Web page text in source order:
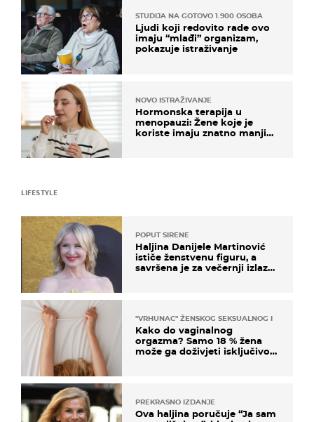
STUDIJA NA GOTOVO 1.900 OSOBA
Ljudi koji redovito rade ovo
imaju “mlađi” organizam,
pokazuje istraživanje
NOVO ISTRAŽIVANJE
Hormonska terapija u
menopauzi: Žene koje je
koriste imaju znatno manji
LIFESTYLE
POPUT SIRENE
Haljina Danijele Martinović
ističe ženstvenu figuru, a
savršena je za večernji izlazak
"VRHUNAC" ŽENSKOG SEKSUALNOG ISKUSTVA
Kako do vaginalnog
orgazma? Samo 18 % žena
može ga doživjeti isključivo
PREKRASNO IZDANJE
Ova haljina poručuje “Ja sam